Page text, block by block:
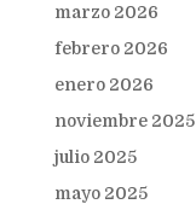
marzo 2026
febrero 2026
enero 2026
noviembre 2025
julio 2025
mayo 2025